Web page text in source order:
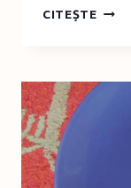
CITEȘTE